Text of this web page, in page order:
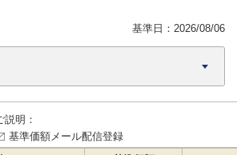
基準日： 2026/08/06
明：
基準価額メール配信登録